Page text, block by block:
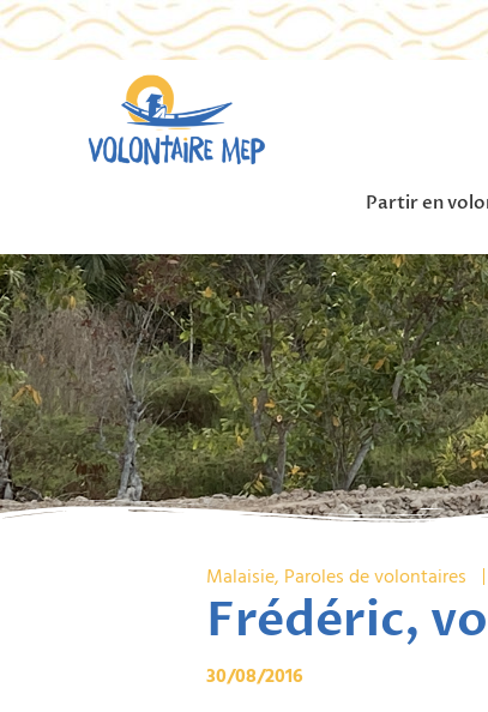
Partir en
Malaisie, Paroles de volontaires
Frédéric,
30/08/2016